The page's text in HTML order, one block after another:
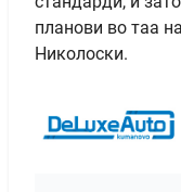
планови во таа
Николоски.